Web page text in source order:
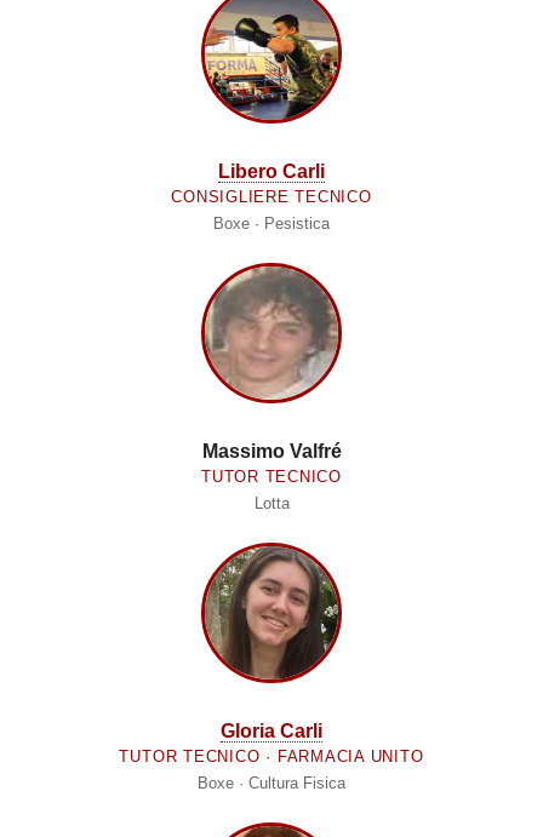
Libero Carli
CONSIGLIERE TECNICO
Boxe · Pesistica
Massimo Valfré
TUTOR TECNICO
Lotta
Gloria Carli
TUTOR TECNICO · FARMACIA UNITO
Boxe · Cultura Fisica